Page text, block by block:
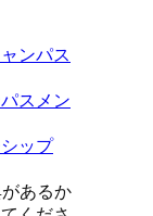
ンパス
スメン
ップ
あるか